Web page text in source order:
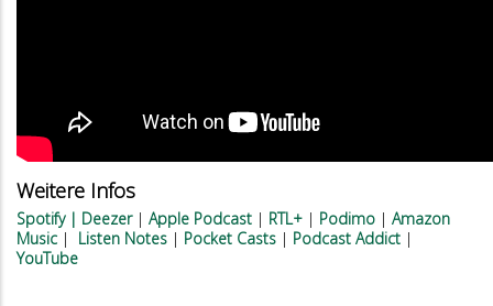
Weitere Infos
Spotify| Deezer| Apple Podcast | RTL+ | Podimo | Amazon
Music | Listen Notes | Pocket Casts | Podcast Addict |
YouTube